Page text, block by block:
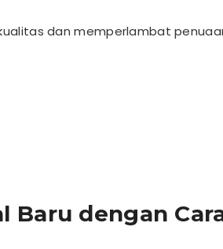
dan memperlambat
Baru dengan